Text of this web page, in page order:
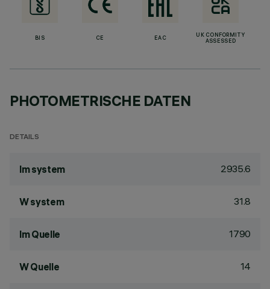
BIS CE EAC
UK CONFORMITY
ASSESSED
PHOTOMETRISCHE DATEN
DETAILS
lm system 2935.6
W system 31.8
lm Quelle 1790
W Quelle 14